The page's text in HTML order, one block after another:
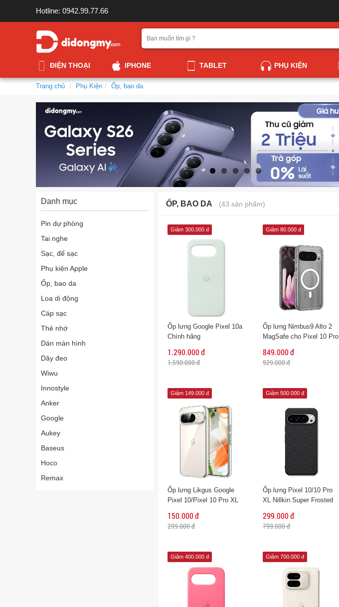
Hotline: 0942.99.77.66
ĐIỆN THOẠI IPHONE TABLET PHỤ KIỆN
Trang chủ Phụ Kiện Ốp, bao da
Danh mục
Pin dự phòng
Tai nghe
Sạc, đế sạc
Phụ kiện Apple
Ốp, bao da
Loa di động
Cáp sạc
Thẻ nhớ
Dán màn hình
Dây đeo
Wiwu
Innostyle
Anker
Google
Aukey
Baseus
Hoco
Remax
ỐP, BAO DA (43 sản phẩm)
Giảm 300.000 đ
Ốp lưng Google Pixel 10a
Chính hãng
1.290.000 đ
1.590.000 đ
Giảm 80.000 đ
Ốp lưng Nimbus9 Alto 2
MagSafe cho Pixel 10 Pro
849.000 đ
929.000 đ
Giảm 149.000 đ
Ốp lưng Likgus Google
Pixel 10/Pixel 10 Pro XL
150.000 đ
299.000 đ
Giảm 500.000 đ
Ốp lưng Pixel 10/10 Pro
XL Nillkin Super Frosted
299.000 đ
799.000 đ
Giảm 400.000 đ Giảm 700.000 đ